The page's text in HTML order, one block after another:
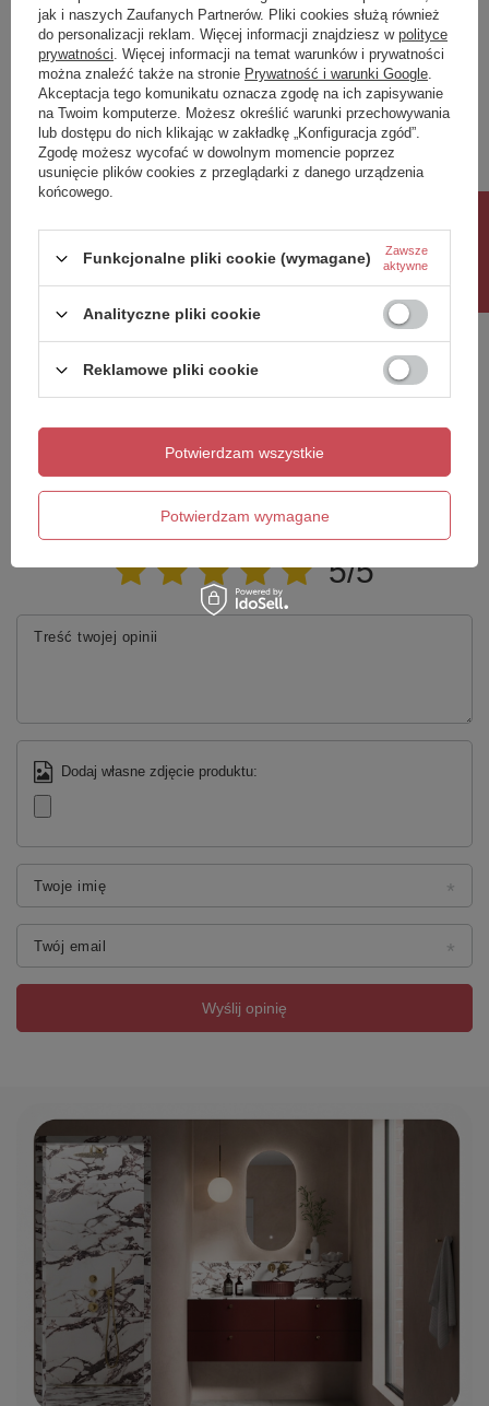
Marka
KERASAN
Seria
RETRO KERASAN
Rozmiar
38,5x41x59 cm
Szerokość
385 mm
Wysokość
410 mm
Głębokość
590 mm
Kolor
Objętość spłukiwanej wodySpłukiwanie 6 l
Kształt
Retro
Wyposażenie
Tylny odpływ
Opakowanie nie zawiera
Deska WC
Waga / szt.
33.5000 kg
Pokaż więcej
Marka Kerasan
Symbol WCSET31-RETRO-ZO
Potrzebujesz pomocy? Masz pytania?
Zadaj pytanie a my odpowiemy niezwłocznie,
najciekawsze pytania i odpowiedzi publikując
dla innych.
Zadaj pytanie
Napisz swoją opinię
Twoja ocena:
5/5
Treść twojej opinii
Dodaj własne zdjęcie produktu:
Twoje imię
Twój email
Wyślij opinię
jak i naszych Zaufanych Partnerów. Pliki cookies służą również
do personalizacji reklam. Więcej informacji znajdziesz w polityce
prywatności . Więcej informacji na temat warunków i prywatności
można znaleźć także na stronie Prywatność i warunki Google
Akceptacja tego komunikatu oznacza zgodę na ich zapisywanie
na Twoim komputerze. Możesz określić warunki przechowywania
lub dostępu do nich klikając w zakładkę „Konfiguracja zgód”.
Zgodę możesz wycofać w dowolnym momencie poprzez
usunięcie plików cookies z przeglądarki z danego urządzenia
końcowego.
Funkcjonalne pliki cookie (wymagane)
Zawsze
aktywne
Analityczne pliki cookie
Reklamowe pliki cookie
Potwierdzam wymagane
Potwierdzam wszystkie